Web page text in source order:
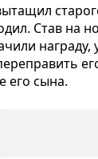
Став на
награду,
его сына.